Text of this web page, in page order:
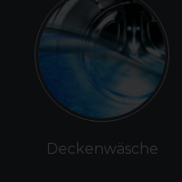
Deckenwäsche